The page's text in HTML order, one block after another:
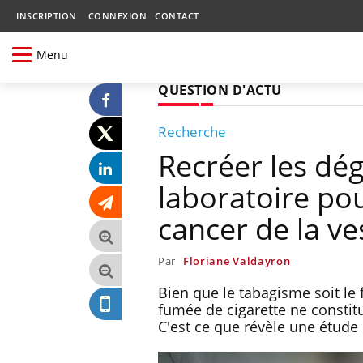
INSCRIPTION CONNEXION CONTACT
Menu
QUESTION D'ACTU
Recherche
Recréer les
laboratoire
cancer de la
Par Floriane Valdayron
Bien que le tabagisme soit le
fumée de cigarette ne
C'est ce que révèle une